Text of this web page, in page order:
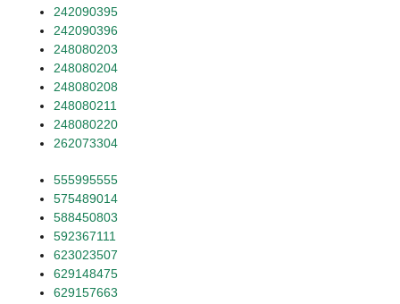
242090395
242090396
248080203
248080204
248080208
248080211
248080220
262073304
555995555
575489014
588450803
592367111
623023507
629148475
629157663